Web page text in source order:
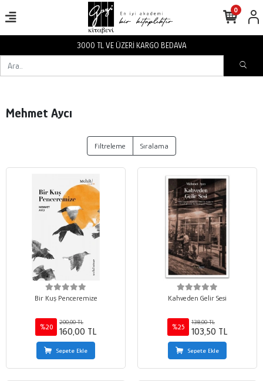
3000 TL VE ÜZERİ KARGO BEDAVA
0
Mehmet Aycı
Filtreleme Sıralama
Bir Kuş Penceremize
%20
200,00 TL
160,00 TL
Sepete Ekle
Kahveden Gelir Sesi
%25
138,00 TL
103,50 TL
Sepete Ekle